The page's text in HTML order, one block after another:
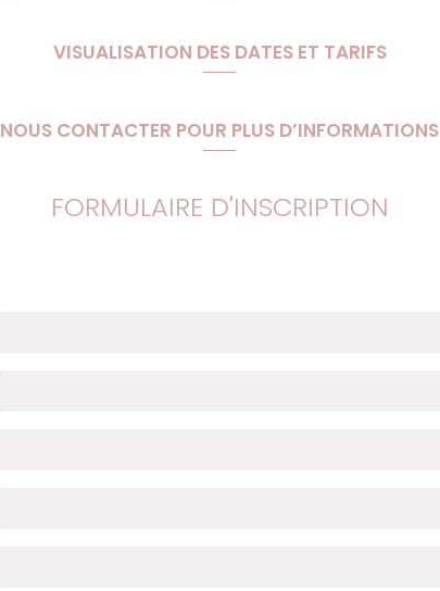
VISUALISATION DES DATES ET TARIFS
NOUS CONTACTER POUR PLUS D’INFORMATIONS
FORMULAIRE D'INSCRIPTION